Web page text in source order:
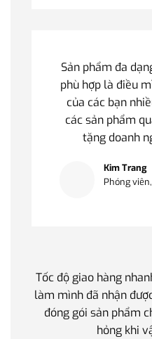
Sản phẩm đa
phù hợp là điều
của các bạn
các sản phẩm
tặng doanh
Kim Trang
Phóng
Tốc độ giao hàng
làm mình đã nhận
đóng gói sản phẩm
hỏng khi